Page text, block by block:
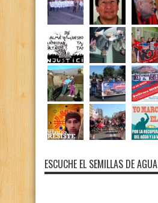
ESCUCHE EL SEMILLAS DE AGUA